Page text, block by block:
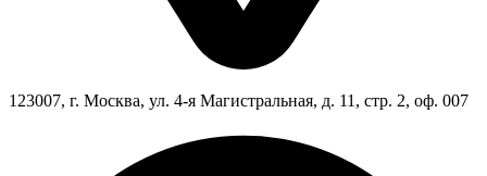
123007, г. Москва, ул. 4-я Магистральная, д. 11, стр. 2, оф. 007